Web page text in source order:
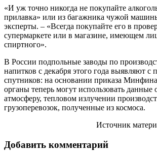
«И уж точно никогда не покупайте
прилавка» или из багажника чужой
эксперты. – «Всегда покупайте его в
супермаркете или в магазине, имеющем
спиртного».
В России подпольные заводы по
напитков с декабря этого года выявляют
спутников: на основании приказа
органы теперь могут использовать данные
атмосферу, тепловом излучении
грузоперевозок, полученные из космоса.
Источник
Добавить комментарий